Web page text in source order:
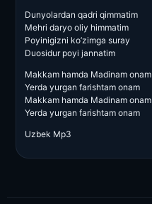
Dunyolardan qadri qimmatim
Mehri daryo oliy himmatim
Poyinigizni ko’zimga suray
Duosidur poyi jannatim
Makkam hamda Madinam onam
Yerda yurgan farishtam onam
Makkam hamda Madinam onam
Yerda yurgan farishtam onam
Uzbek Mp3